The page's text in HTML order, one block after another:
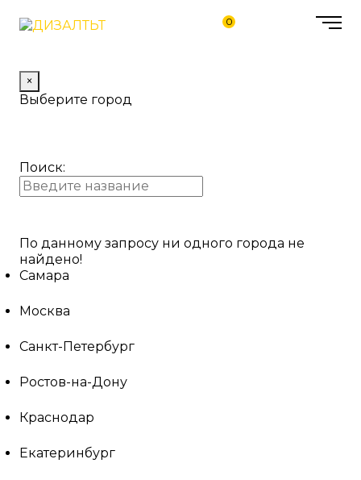
0
×
Выберите город
Поиск:
По данному запросу ни одного города не
найдено!
Самара
Москва
Санкт-Петербург
Ростов-на-Дону
Краснодар
Екатеринбург